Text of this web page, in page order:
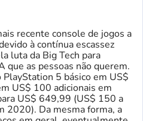
recente console de jogos a
à contínua escassez
luta da Big Tech para
que as pessoas não querem.
PlayStation 5 básico em US$
US$ 100 adicionais em
US$ 649,99 (US$ 150 a
2020). Da mesma forma, a